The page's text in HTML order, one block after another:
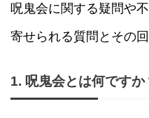
呪鬼会に関する疑問や
寄せられる質問とその
1. 呪鬼会とは何ですか